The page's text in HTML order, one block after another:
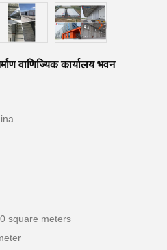
वाणिज्यिक कार्यालय भवन
square meters